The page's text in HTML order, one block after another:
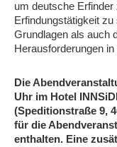
um deutsche
Erfindungstätigkeit
Grundlagen als auch
Herausforderungen
Die
Uhr im Hotel
(Speditionstraße 9,
für die
enthalten. Eine